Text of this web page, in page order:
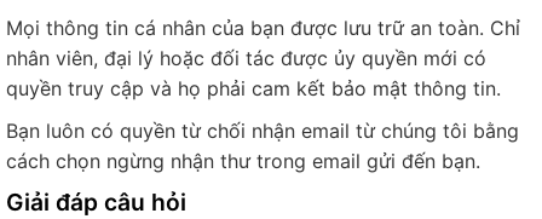
Mọi thông tin cá nhân của bạn được lưu trữ an toàn. Chỉ
nhân viên, đại lý hoặc đối tác được ủy quyền mới có
quyền truy cập và họ phải cam kết bảo mật thông tin.
Bạn luôn có quyền từ chối nhận email từ chúng tôi bằng
cách chọn ngừng nhận thư trong email gửi đến bạn.
Giải đáp câu hỏi